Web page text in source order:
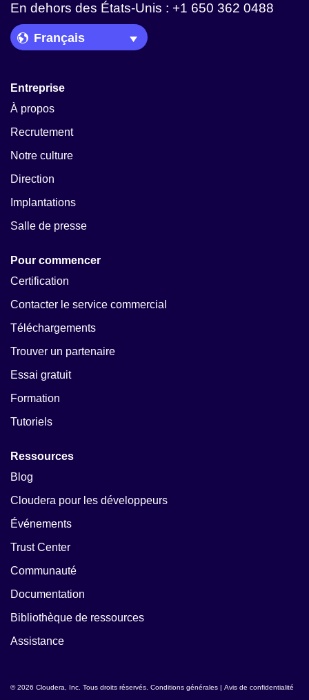
En dehors des États-Unis : +1 650 362 0488
Language Picker
Entreprise
À propos
Recrutement
Notre culture
Direction
Implantations
Salle de presse
Pour commencer
Certification
Contacter le service commercial
Téléchargements
Trouver un partenaire
Essai gratuit
Formation
Tutoriels
Ressources
Blog
Cloudera pour les développeurs
Événements
Trust Center
Communauté
Documentation
Bibliothèque de ressources
Assistance
© 2026 Cloudera, Inc. Tous droits réservés. Conditions générales | Avis de confidentialité